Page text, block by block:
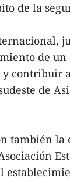
de la
de un
y contribuir
de
también la